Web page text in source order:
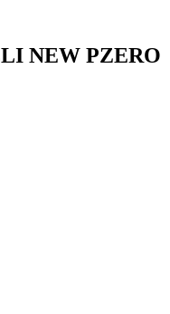
NEW PZERO